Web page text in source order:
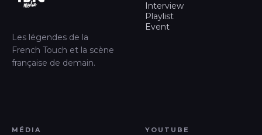
Les légendes de la
French Touch et la scène
française de demain.
Interview
Playlist
Event
MÉDIA YOUTUBE